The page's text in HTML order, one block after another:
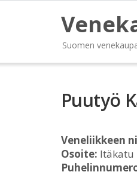
Suomen
Puutyö
Veneliikkeen
Osoite: Itäkatu